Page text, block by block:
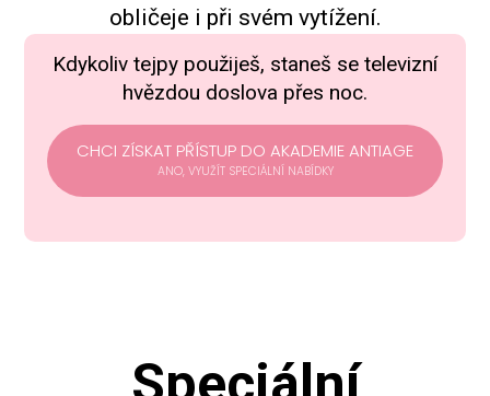
obličeje i při svém vytížení.
Kdykoliv tejpy použiješ, staneš se televizní
hvězdou doslova přes noc.
CHCI ZÍSKAT PŘÍSTUP DO AKADEMIE ANTIAGE
ANO, VYUŽÍT SPECIÁLNÍ NABÍDKY